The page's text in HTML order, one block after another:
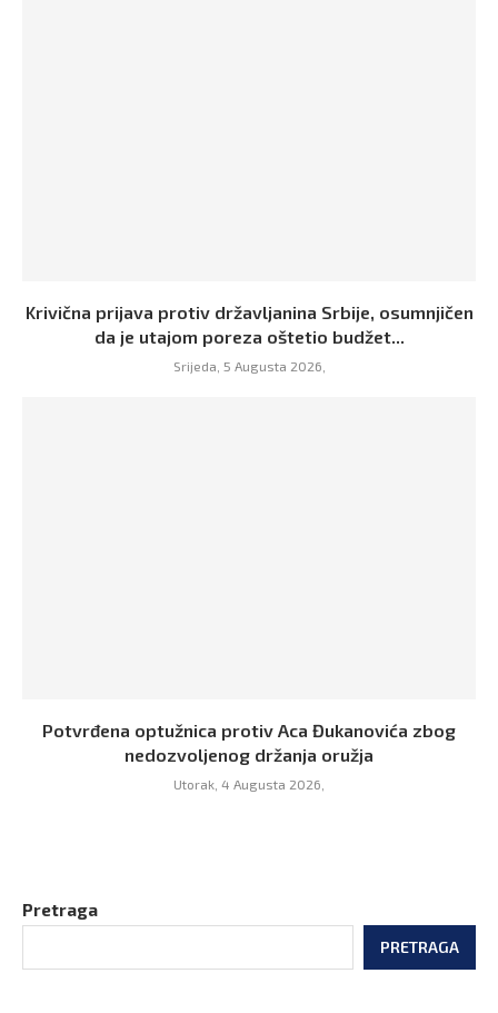
Krivična prijava protiv državljanina Srbije, osumnjičen
da je utajom poreza oštetio budžet...
Srijeda, 5 Augusta 2026,
Potvrđena optužnica protiv Aca Đukanovića zbog
nedozvoljenog držanja oružja
Utorak, 4 Augusta 2026,
Pretraga
PRETRAGA